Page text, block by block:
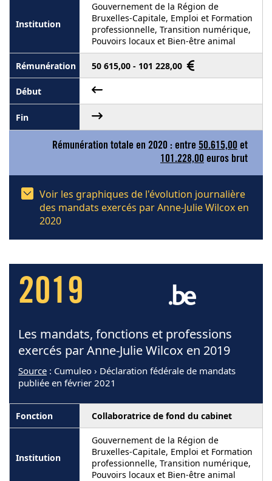
Gouvernement de la Région de
Bruxelles-Capitale, Emploi et Formation
professionnelle, Transition numérique,
Pouvoirs locaux et Bien-être animal
50 615,00 - 101 228,00
Rémunération totale en 2020 : entre 50.615,00 et
101.228,00 euros brut
Voir les graphiques de l'évolution journalière
des mandats exercés par Anne-Julie Wilcox en
2020
2019
Les mandats, fonctions et professions
exercés par Anne-Julie Wilcox en 2019
Source : Cumuleo › Déclaration fédérale de mandats
publiée en février 2021
Collaboratrice de fond du cabinet
Gouvernement de la Région de
Bruxelles-Capitale, Emploi et Formation
professionnelle, Transition numérique,
Pouvoirs locaux et Bien-être animal